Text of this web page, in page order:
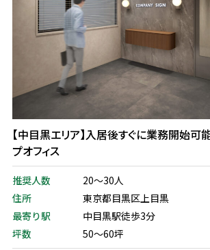
【中目黒エリア】入居後すぐに業務開始可能
プオフィス
推奨人数
20～30人
住所
東京都目黒区上目黒
最寄り駅
中目黒駅徒歩3分
坪数
50～60坪